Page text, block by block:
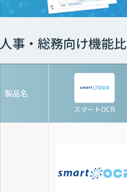
人事・総務向け機能
製品名
スマートOCR